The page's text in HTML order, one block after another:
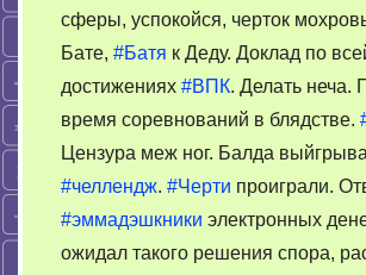
сферы, успокойся, черток
Бате, #Батя к Деду. Доклад по
достижениях #ВПК. Делать неча.
время соревнований в блядстве.
Цензура меж ног. Балда
#челлендж. #Черти проиграли.
#эммадэшкники электронных
ожидал такого решения спора,